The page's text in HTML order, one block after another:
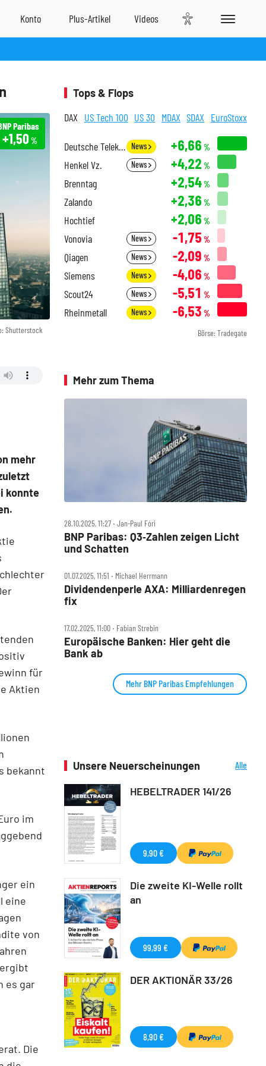
Shutterstock
Paribas
+1,50 %
mehr
konnte
für
Aktien
bekannt
im
ein
eine
von
es gar
Die
Tops & Flops
DAX US Tech 100 US 30 MDAX SDAX EuroStoxx
Deutsche Telekom News +6,66 %
Henkel Vz. News +4,22 %
Brenntag +2,54%
Zalando +2,36 %
Hochtief +2,06 %
Vonovia News -1,75 %
Qiagen News -2,09 %
Siemens News -4,06 %
Scout24 News -5,51 %
Rheinmetall News -6,53 %
Börse: Tradegate
Mehr zum Thema
28.10.2025, 11:27 ‧ Jan-Paul Fóri
BNP Paribas: Q3‑Zahlen zeigen Licht
und Schatten
01.07.2025, 11:51 ‧ Michael Herrmann
Dividendenperle AXA: Milliardenregen
fix
17.02.2025, 11:00 ‧ Fabian Strebin
Europäische Banken: Hier geht die
Bank ab
Mehr BNP Paribas Empfehlungen
Unsere Neuerscheinungen
Alle
HEBELTRADER 141/26
9,90 €
Die zweite KI-Welle rollt
an
99,99 €
DER AKTIONÄR 33/26
8,90 €